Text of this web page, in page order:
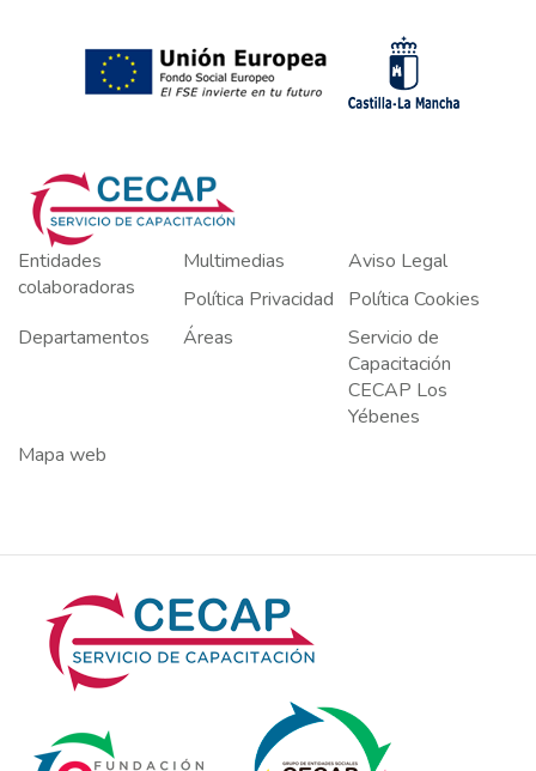
Entidades
colaboradoras
Multimedias
Aviso Legal
Política Privacidad
Política Cookies
Departamentos
Áreas
Servicio de
Capacitación
CECAP Los
Yébenes
Mapa web